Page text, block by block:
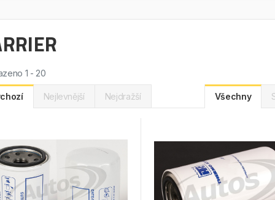
1 - 20
Nejlevnější Nejdražší Všechny